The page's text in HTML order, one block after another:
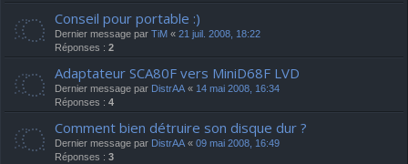
Conseil pour portable :)
Dernier message par TiM « 21 juil. 2008, 18:22
Réponses : 2
Adaptateur SCA80F vers MiniD68F LVD
Dernier message par DistrAA « 14 mai 2008, 16:34
Réponses : 4
Comment bien détruire son disque dur ?
Dernier message par DistrAA « 09 mai 2008, 16:49
Réponses : 3